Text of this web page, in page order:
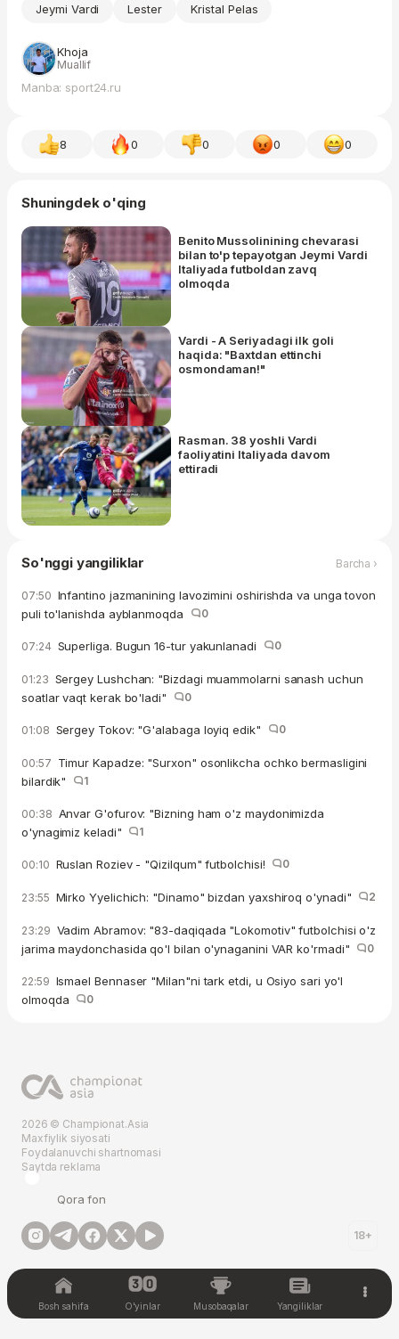
Jeymi Vardi Lester Kristal Pelas
Khoja
Muallif
Manba: sport24.ru
8 0 0 0 0
Shuningdek o'qing
Benito Mussolinining chevarasi
bilan to'p tepayotgan Jeymi Vardi
Italiyada futboldan zavq
olmoqda
Vardi - A Seriyadagi ilk goli
haqida: "Baxtdan ettinchi
osmondaman!"
Rasman. 38 yoshli Vardi
faoliyatini Italiyada davom
ettiradi
So'nggi yangiliklar Barcha ›
07:50 Infantino jazmanining lavozimini oshirishda va unga tovon
puli to'lanishda ayblanmoqda
0
07:24 Superliga. Bugun 16-tur yakunlanadi 0
01:23 Sergey Lushchan: "Bizdagi muammolarni sanash uchun
soatlar vaqt kerak bo'ladi"
0
01:08 Sergey Tokov: "G'alabaga loyiq edik" 0
00:57 Timur Kapadze: "Surxon" osonlikcha ochko bermasligini
bilardik"
1
00:38 Anvar G'ofurov: "Bizning ham o'z maydonimizda
o'ynagimiz keladi"
1
00:10 Ruslan Roziev - "Qizilqum" futbolchisi! 0
23:55 Mirko Yyelichich: "Dinamo" bizdan yaxshiroq o'ynadi" 2
23:29 Vadim Abramov: "83-daqiqada "Lokomotiv" futbolchisi o'z
jarima maydonchasida qo'l bilan o'ynaganini VAR ko'rmadi"
0
22:59 Ismael Bennaser "Milan"ni tark etdi, u Osiyo sari yo'l
olmoqda
0
2026 © Championat.Asia
Maxfiylik siyosati
Foydalanuvchi shartnomasi
Saytda reklama
Qora fon
18+
Bosh sahifa O'yinlar Musobaqalar Yangiliklar